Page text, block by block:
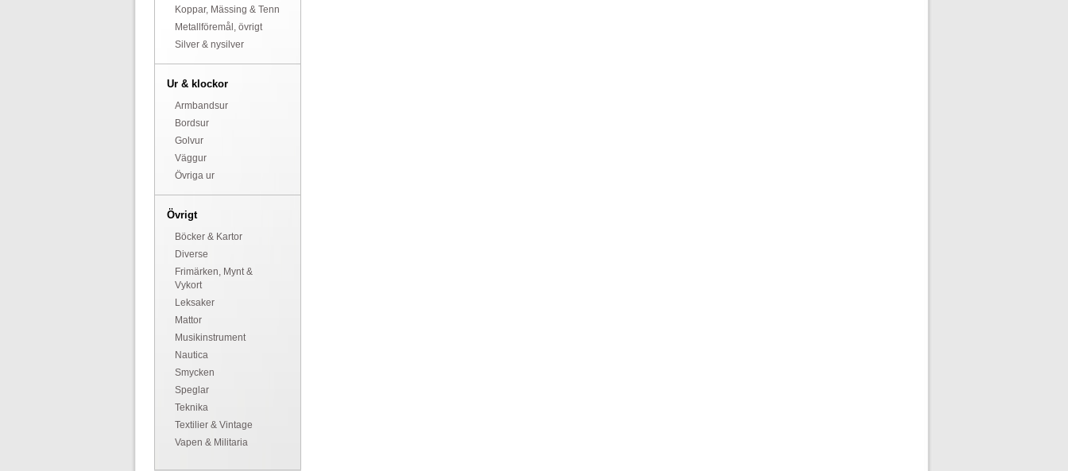
Koppar, Mässing & Tenn
Metallföremål, övrigt
Silver & nysilver
Ur & klockor
Armbandsur
Bordsur
Golvur
Väggur
Övriga ur
Övrigt
Böcker & Kartor
Diverse
Frimärken, Mynt &
Vykort
Leksaker
Mattor
Musikinstrument
Nautica
Smycken
Speglar
Teknika
Textilier & Vintage
Vapen & Militaria